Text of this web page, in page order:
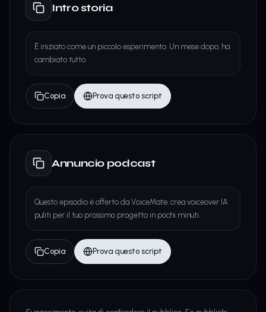
Intro storia
È iniziato come un piccolo esperimento. Un mese dopo, ha
cambiato tutto.
Copia Prova questo script
Annuncio podcast
Questo episodio è offerto da VoiceMate: crea voiceover IA
puliti per il tuo prossimo progetto in pochi minuti.
Copia Prova questo script